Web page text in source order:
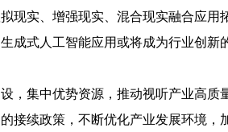
实、增强现实、混合现实融合应用
成式人工智能应用或将成为行业创新
集中优势资源，推动视听产业高质
续政策，不断优化产业发展环境，